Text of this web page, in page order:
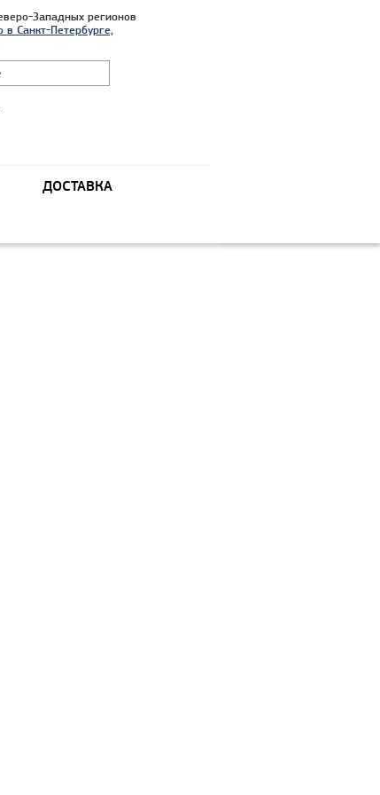
Западных регионов
в Санкт-Петербурге,
ДОСТАВКА